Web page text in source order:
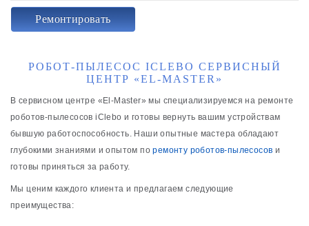
Ремонтировать
РОБОТ-ПЫЛЕСОС ICLEBO СЕРВИСНЫЙ
ЦЕНТР «EL-MASTER»
В сервисном центре «El-Master» мы специализируемся на ремонте
роботов-пылесосов iClebo и готовы вернуть вашим устройствам
бывшую работоспособность. Наши опытные мастера обладают
глубокими знаниями и опытом поремонту роботов-пылесосов и
готовы приняться за работу.
Мы ценим каждого клиента и предлагаем следующие
преимущества: